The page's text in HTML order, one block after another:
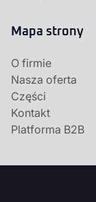
Mapa strony
O firmie
Nasza oferta
Części
Kontakt
Platforma B2B